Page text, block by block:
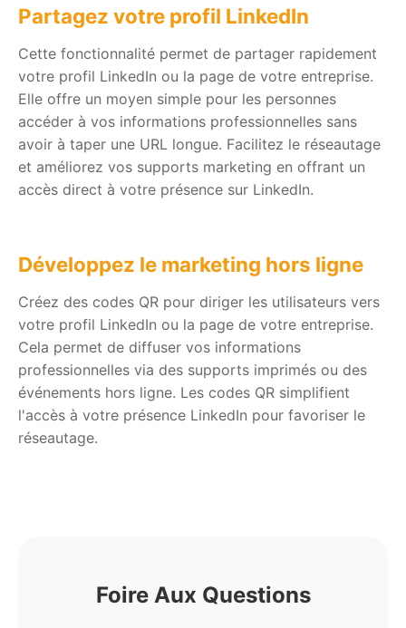
Partagez votre profil LinkedIn
Cette fonctionnalité permet de partager rapidement
votre profil LinkedIn ou la page de votre entreprise.
Elle offre un moyen simple pour les personnes
accéder à vos informations professionnelles sans
avoir à taper une URL longue. Facilitez le réseautage
et améliorez vos supports marketing en offrant un
accès direct à votre présence sur LinkedIn.
Développez le marketing hors ligne
Créez des codes QR pour diriger les utilisateurs vers
votre profil LinkedIn ou la page de votre entreprise.
Cela permet de diffuser vos informations
professionnelles via des supports imprimés ou des
événements hors ligne. Les codes QR simplifient
l'accès à votre présence LinkedIn pour favoriser le
réseautage.
Foire Aux Questions